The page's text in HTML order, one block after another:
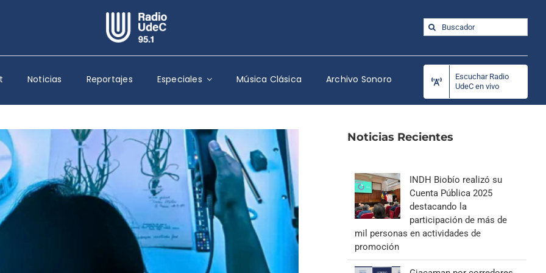
Escuchar Radio UdeC en vivo
Quiénes Somos
Programación
Podcast
Noticias
Reportajes
Columnas
Música Clásica
Especiales
Buscar:
Noticias Reportajes Especiales Música Clásica Archivo Sonoro
Escuchar Radio
UdeC en vivo
Noticias Recientes
INDH Biobío realizó su
Cuenta Pública 2025
destacando la
participación de más de
mil personas en actividades de
promoción